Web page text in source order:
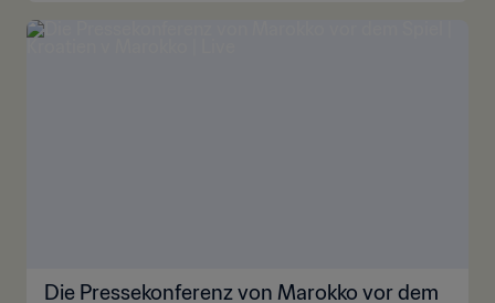
Die Pressekonferenz von Marokko vor dem